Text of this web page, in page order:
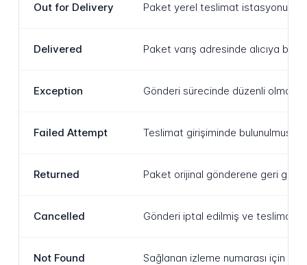
Out for Delivery Paket yerel teslimat istasyonuna
Delivered Paket varış adresinde alıcıya
Exception Gönderi sürecinde düzenli
Failed Attempt Teslimat girişiminde bulunulmuş
Returned Paket orijinal gönderene geri
Cancelled Gönderi iptal edilmiş ve teslimat
Not Found Sağlanan izleme numarası için